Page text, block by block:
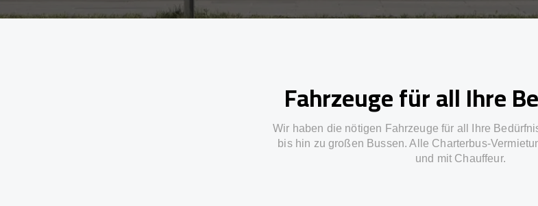
Fahrzeuge für all Ihre
Wir haben die nötigen Fahrzeuge für all Ihre
bis hin zu großen Bussen. Alle Charterbus-
und mit Chauffeur.